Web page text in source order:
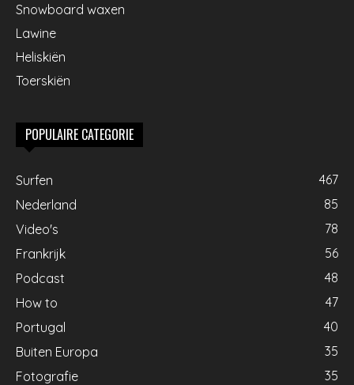
Snowboard waxen
Lawine
Heliskiën
Toerskiën
POPULAIRE CATEGORIE
Surfen
467
Nederland
85
Video's
78
Frankrijk
56
Podcast
48
How to
47
Portugal
40
Buiten Europa
35
Fotografie
35